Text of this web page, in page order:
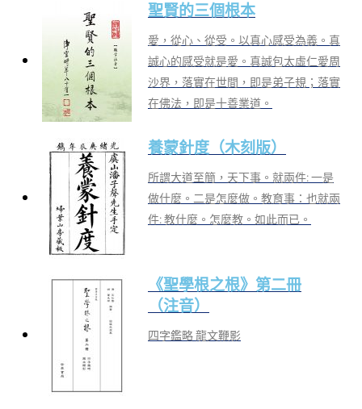
聖賢的三個根本
愛，從心、從受。以真心感受為義。真
誠心的感受就是愛。真誠包太虛仁愛周
沙界，落實在世間，即是弟子規；落實
在佛法，即是十善業道。
養蒙針度（木刻版）
所謂大道至簡，天下事。就兩件: 一是
做什麼。二是怎麼做。教育事：也就兩
件: 教什麼。怎麼教。如此而已。
《聖學根之根》第二冊
（注音）
四字鑑略 龍文鞭影